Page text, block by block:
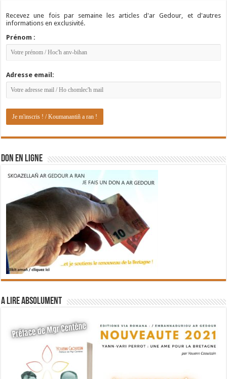
Recevez une fois par semaine les articles d'ar Gedour, et d'autres
informations en exclusivité.
Prénom :
Adresse email:
DON EN LIGNE
A lire absolument